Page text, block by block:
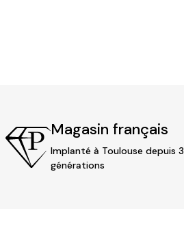
Magasin français
Implanté à Toulouse depuis 3
générations